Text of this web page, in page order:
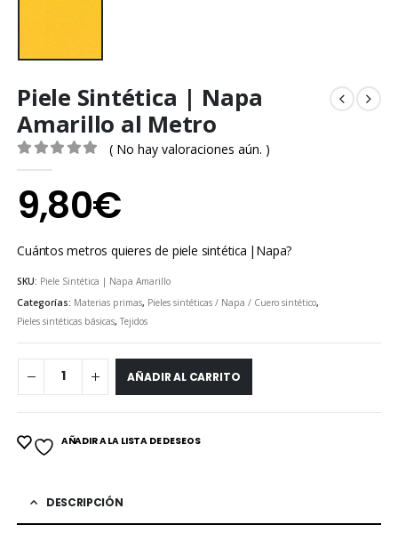
Piele Sintética | Napa
Amarillo al Metro
0out of 5
( No hay valoraciones aún. )
9,80€
Cuántos metros quieres de piele sintética |Napa?
SKU: Piele Sintética | Napa Amarillo
Categorías: Materias primas, Pieles sintéticas / Napa / Cuero sintético,
Pieles sintéticas básicas,Tejidos
AÑADIR AL CARRITO
AÑADIR A LA LISTA DE DESEOS
DESCRIPCIÓN